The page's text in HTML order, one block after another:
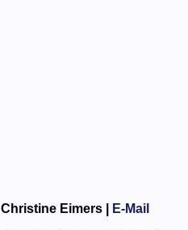
Christine Eimers | E-Mail